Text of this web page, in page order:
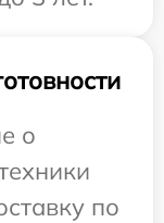
о
по